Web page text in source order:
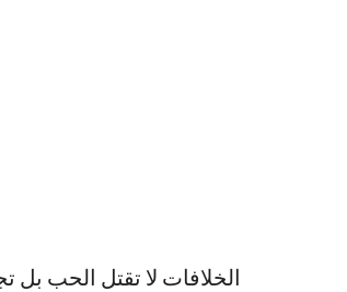
‏الخلافات لا تقتل الحب